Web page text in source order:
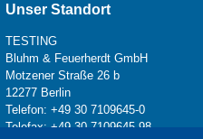
Unser Standort
TESTING
Bluhm & Feuerherdt GmbH
Motzener Straße 26 b
12277 Berlin
Telefon: +49 30 7109645-0
Telefax: +49 30 7109645-98